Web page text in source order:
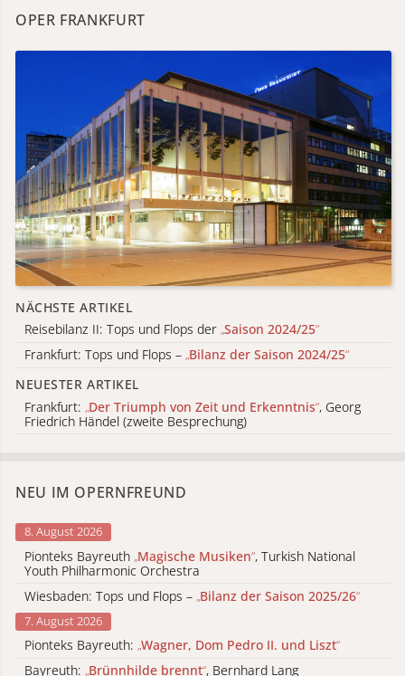
OPER FRANKFURT
NÄCHSTE ARTIKEL
Reisebilanz II: Tops und Flops der „Saison 2024/25“
Frankfurt: Tops und Flops – „Bilanz der Saison 2024/25“
NEUESTER ARTIKEL
Frankfurt: „Der Triumph von Zeit und Erkenntnis“, Georg
Friedrich Händel (zweite Besprechung)
NEU IM OPERNFREUND
8. August 2026
Pionteks Bayreuth „Magische Musiken“, Turkish National
Youth Philharmonic Orchestra
Wiesbaden: Tops und Flops – „Bilanz der Saison 2025/26“
7. August 2026
Pionteks Bayreuth: „Wagner, Dom Pedro II. und Liszt“
Bayreuth: „Brünnhilde brennt“, Bernhard Lang